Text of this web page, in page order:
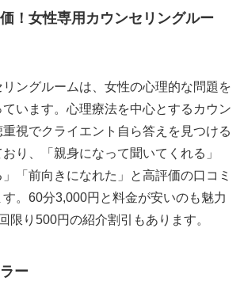
！女性専用カウンセリングルー
ングルームは、女性の心理的な問題を
います。心理療法を中心とするカウン
視でクライエント自ら答えを見つける
り、「親身になって聞いてくれる」
」「前向きになれた」と高評価の口コミ
。60分3,000円と料金が安いのも魅力
限り500円の紹介割引もあります。
ー